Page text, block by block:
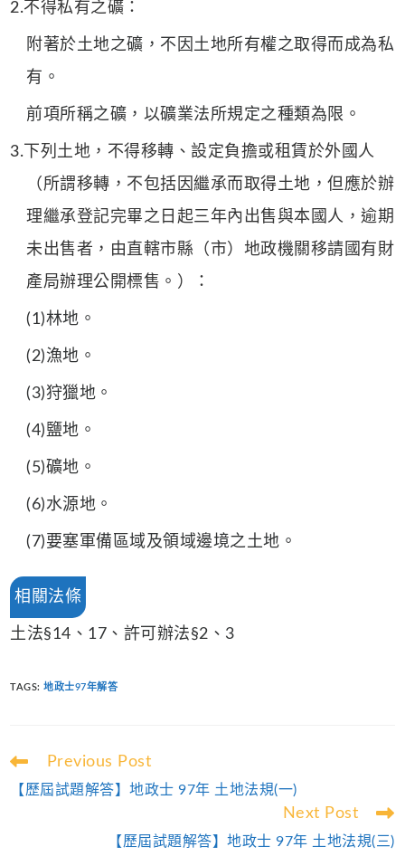
2.不得私有之礦：
附著於土地之礦，不因土地所有權之取得而成為私
有。
前項所稱之礦，以礦業法所規定之種類為限。
3.下列土地，不得移轉、設定負擔或租賃於外國人
（所謂移轉，不包括因繼承而取得土地，但應於辦
理繼承登記完畢之日起三年內出售與本國人，逾期
未出售者，由直轄市縣（市）地政機關移請國有財
產局辦理公開標售。）：
(1)林地。
(2)漁地。
(3)狩獵地。
(4)鹽地。
(5)礦地。
(6)水源地。
(7)要塞軍備區域及領域邊境之土地。
相關法條
土法§14、17、許可辦法§2、3
TAGS:地政士97年解答
Read
articles
Previous Post
【歷屆試題解答】地政士 97年 土地法規(一)
Next Post
【歷屆試題解答】地政士 97年 土地法規(三)